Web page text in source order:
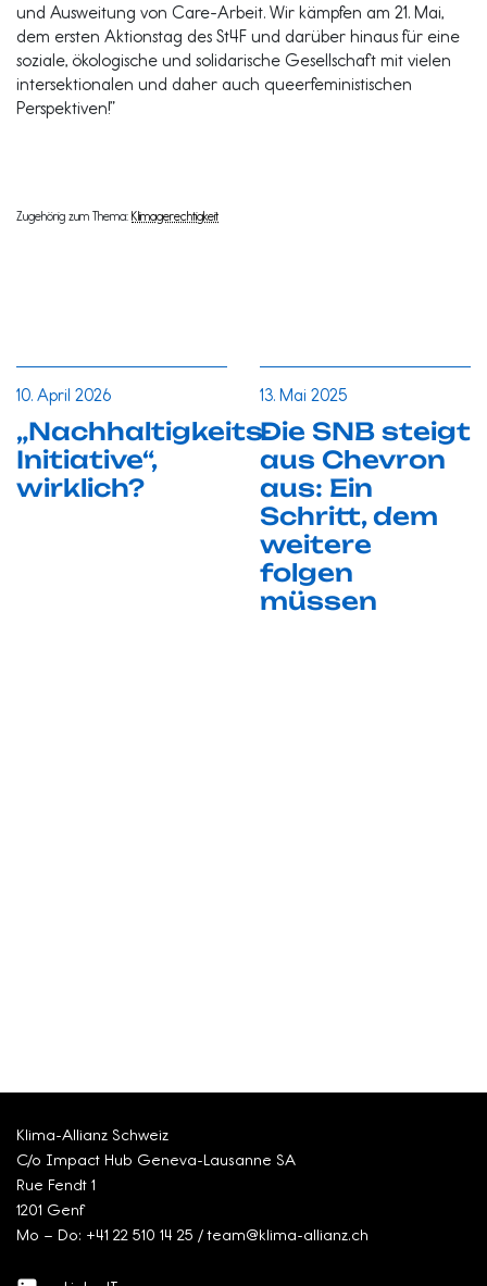
und Ausweitung von Care-Arbeit. Wir kämpfen am 21. Mai,
dem ersten Aktionstag des St4F und darüber hinaus für eine
soziale, ökologische und solidarische Gesellschaft mit vielen
intersektionalen und daher auch queerfeministischen
Perspektiven!”
Zugehörig zum Thema: Klimagerechtigkeit
10. April 2026
„Nachhaltigkeits-
Initiative“,
wirklich?
13. Mai 2025
Die SNB steigt
aus Chevron
aus: Ein
Schritt, dem
weitere
folgen
müssen
Klima-Allianz Schweiz
C/o Impact Hub Geneva-Lausanne SA
Rue Fendt 1
1201 Genf
Mo – Do: +41 22 510 14 25 / team@klima-allianz.ch